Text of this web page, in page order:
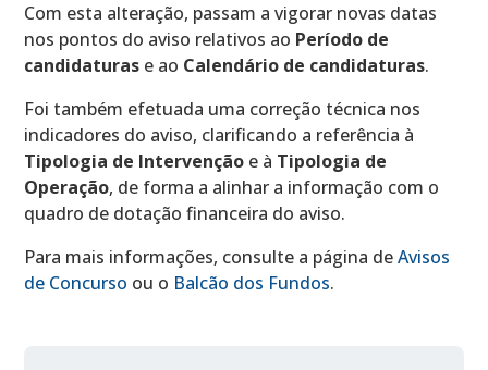
Com esta alteração, passam a vigorar novas datas
nos pontos do aviso relativos ao Período de
candidaturas e ao Calendário de candidaturas.
Foi também efetuada uma correção técnica nos
indicadores do aviso, clarificando a referência à
Tipologia de Intervenção e à Tipologia de
Operação, de forma a alinhar a informação com o
quadro de dotação financeira do aviso.
Para mais informações, consulte a página de Avisos
de Concurso ou o Balcão dos Fundos.